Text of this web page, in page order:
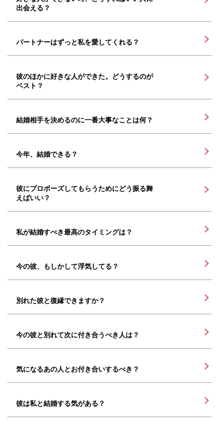
出会える？
パートナーはずっと私を愛してくれる？
彼のほかに好きな人ができた。どうするのが
ベスト？
結婚相手を決めるのに一番大事なことは何？
今年、結婚できる？
彼にプロポーズしてもらうためにどう振る舞
えばいい？
私が結婚すべき最高のタイミングは？
今の彼、もしかして浮気してる？
別れた彼と復縁できますか？
今の彼と別れて次に付き合うべき人は？
気になるあの人とお付き合いするべき？
彼は私と結婚する気がある？